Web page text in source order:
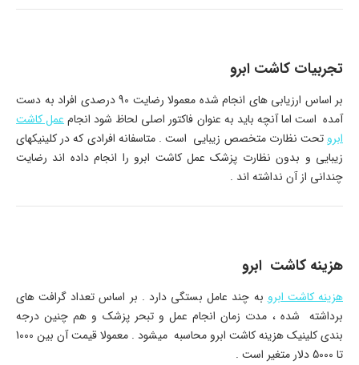
تجربیات کاشت ابرو
بر اساس ارزیابی های انجام شده معمولا رضایت 90 درصدی افراد به دست
آمده است اما آنچه باید به عنوان فاکتور اصلی لحاظ شود انجامعمل کاشت
ابروتحت نظارت متخصص زیبایی است . متاسفانه افرادی که در کلینیکهای
زیبایی و بدون نظارت پزشک عمل کاشت ابرو را انجام داده اند رضایت
چندانی از آن نداشته اند .
هزینه کاشت ابرو
هزینه کاشت ابروبه چند عامل بستگی دارد . بر اساس تعداد گرافت های
برداشته شده ، مدت زمان انجام عمل و تبحر پزشک و هم چنین درجه
بندی کلینیک هزینه کاشت ابرو محاسبه میشود . معمولا قیمت آن بین 1000
تا 5000 دلار متغیر است .